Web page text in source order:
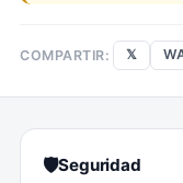
COMPARTIR: 𝕏
🛡Seguridad